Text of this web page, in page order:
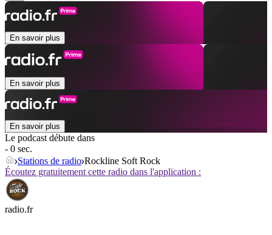
En savoir plus
En savoir plus
En savoir plus
Le podcast débute dans
- 0 sec.
Stations de radio Rockline Soft Rock
Écoutez gratuitement cette radio dans l'application :
radio.fr